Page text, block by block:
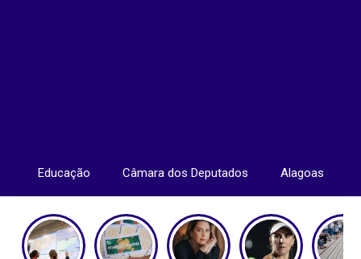
Educação Câmara dos Deputados Alagoas